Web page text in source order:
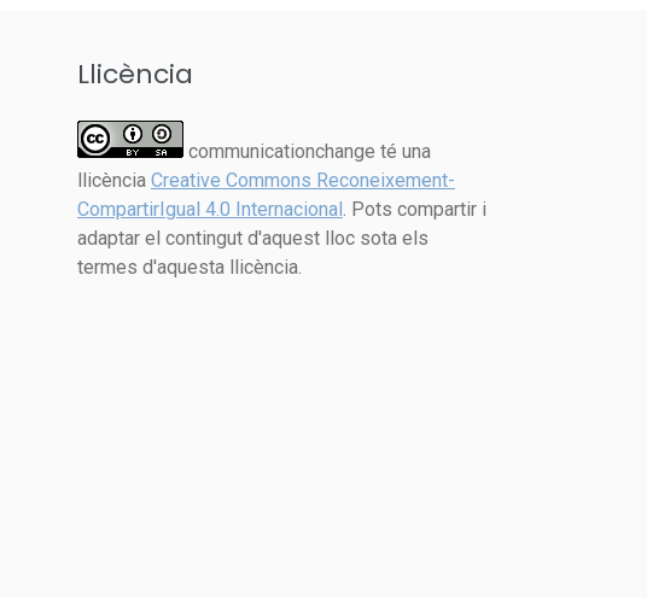
Llicència
communicationchange té una
llicència Creative Commons Reconeixement-
CompartirIgual 4.0 Internacional. Pots compartir i
adaptar el contingut d'aquest lloc sota els
termes d'aquesta llicència.